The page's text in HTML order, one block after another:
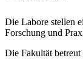
Die Labore stellen
Forschung und
Die Fakultät